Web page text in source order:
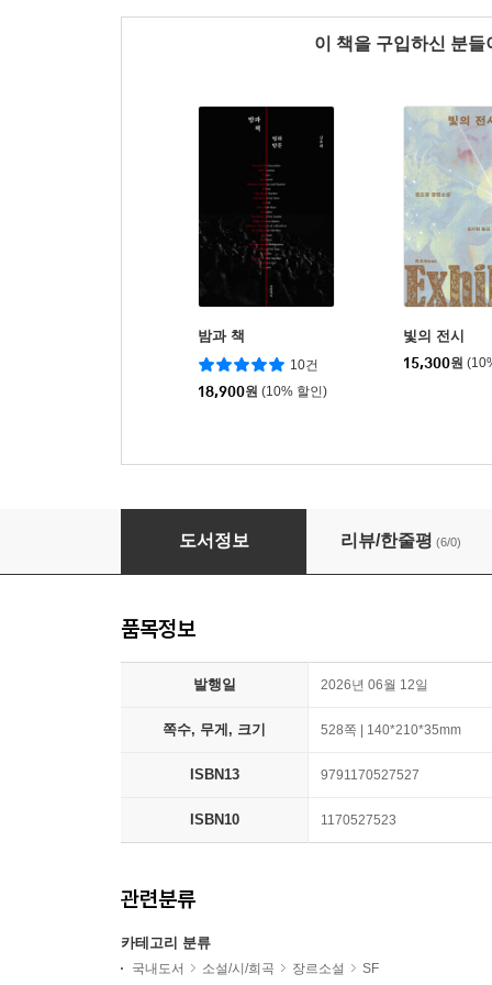
이 책을 구입하신 분
밤과 책
10건
18,900원 (10% 할인)
빛의 전시
15,300원
루미너스
도서정보 리뷰/한줄평 (6/0)
품목정보
발행일 2026년 06월 12일
쪽수, 무게, 크기 528쪽 | 140*210*35mm
ISBN13 9791170527527
ISBN10 1170527523
관련분류
카테고리 분류
국내도서 소설/시/희곡 장르소설
SF